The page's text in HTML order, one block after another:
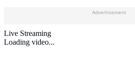
Advertisement
Live Streaming
Loading video...